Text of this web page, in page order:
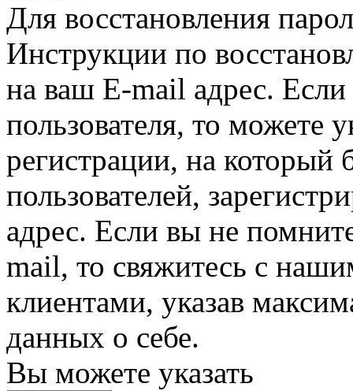
Для восстановления
Инструкции по
на ваш E-mail адрес.
пользователя, то можете
регистрации, на который
пользователей,
адрес. Если вы не
mail, то свяжитесь с
клиентами, указав
данных о себе.
Вы можете указать